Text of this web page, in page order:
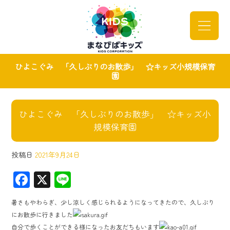
ひよこぐみ 「久しぶりのお散歩」 ☆キッズ小規模保育
園
ひよこぐみ 「久しぶりのお散歩」 ☆キッズ小
規模保育園
投稿日 2021年9月24日
F
ac
e
X
ne
暑さもやわらぎ、少し涼しく感じられるようになってきたので、久しぶり
にお散歩に行きました
自分で歩くことができる様になったお友だちもいます